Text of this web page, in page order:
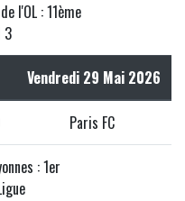
l'OL : 11ème
3
Vendredi 29 Mai 2026
Paris FC
: 1er